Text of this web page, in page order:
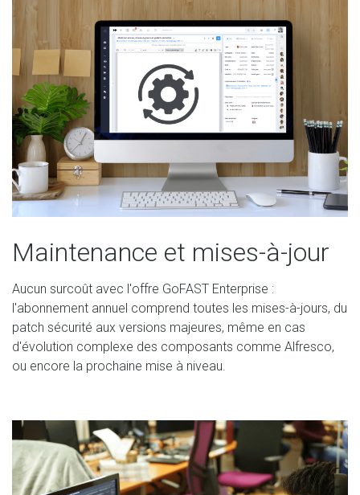
Maintenance et mises-à-jour
Aucun surcoût avec l'offre GoFAST Enterprise :
l'abonnement annuel comprend toutes les mises-à-jours, du
patch sécurité aux versions majeures, même en cas
d'évolution complexe des composants comme Alfresco,
ou encore la prochaine mise à niveau.